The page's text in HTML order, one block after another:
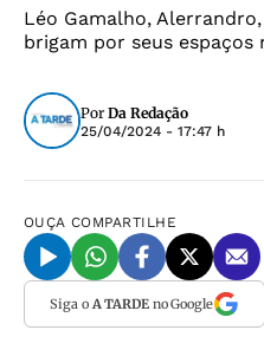
Léo Gamalho,
brigam por seus espaços
Por Da Redação
25/04/2024 - 17:47 h
OUÇA COMPARTILHE
Siga o A TARDEno Google